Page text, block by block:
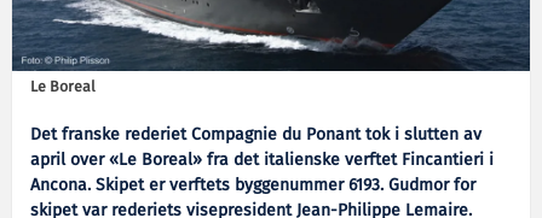
Le Boreal
Det franske rederiet Compagnie du Ponant tok i slutten av
april over «Le Boreal» fra det italienske verftet Fincantieri i
Ancona. Skipet er verftets byggenummer 6193. Gudmor for
skipet var rederiets visepresident Jean-Philippe Lemaire.